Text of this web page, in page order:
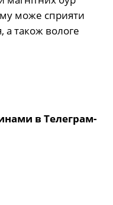
може сприяти
також вологе
в Телеграм-